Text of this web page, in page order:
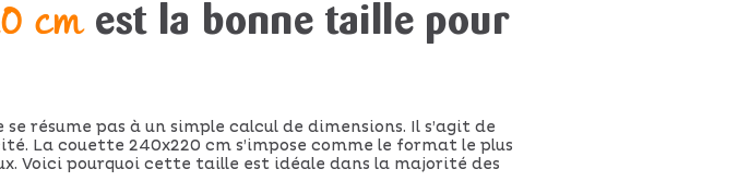
cm est la bonne taille pour
résume pas à un simple calcul de dimensions. Il s’agit de
La couette 240x220 cm s’impose comme le format le plus
Voici pourquoi cette taille est idéale dans la majorité des